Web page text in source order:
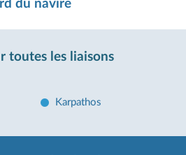
du navire
toutes les liaisons
Karpathos